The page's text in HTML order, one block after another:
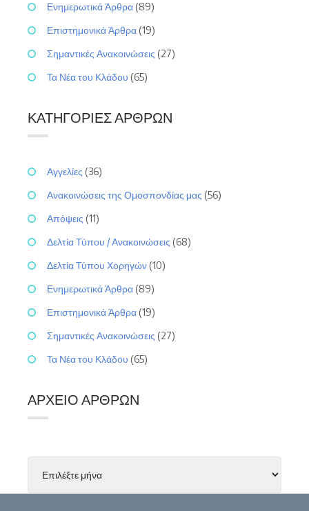
Ενημερωτικά Άρθρα (89)
Επιστημονικά Άρθρα (19)
Σημαντικές Ανακοινώσεις (27)
Τα Νέα του Κλάδου (65)
ΚΑΤΗΓΟΡΊΕΣ ΆΡΘΡΩΝ
Αγγελίες (36)
Ανακοινώσεις της Ομοσπονδίας μας (56)
Απόψεις (11)
Δελτία Τύπου / Ανακοινώσεις (68)
Δελτία Τύπου Χορηγών (10)
Ενημερωτικά Άρθρα (89)
Επιστημονικά Άρθρα (19)
Σημαντικές Ανακοινώσεις (27)
Τα Νέα του Κλάδου (65)
ΑΡΧΕΊΟ ΆΡΘΡΩΝ